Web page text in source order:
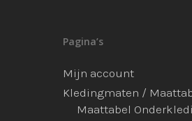
Pagina’s
Mijn account
Kledingmaten /
Maattabel